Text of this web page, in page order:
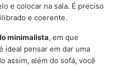
e colocar na sala. É preciso
e coerente.
minimalista, em que
ideal pensar em dar uma
assim, além do sofá, você